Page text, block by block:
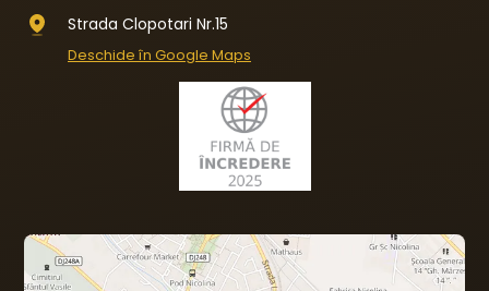
Strada Clopotari Nr.15
Deschide în Google Maps